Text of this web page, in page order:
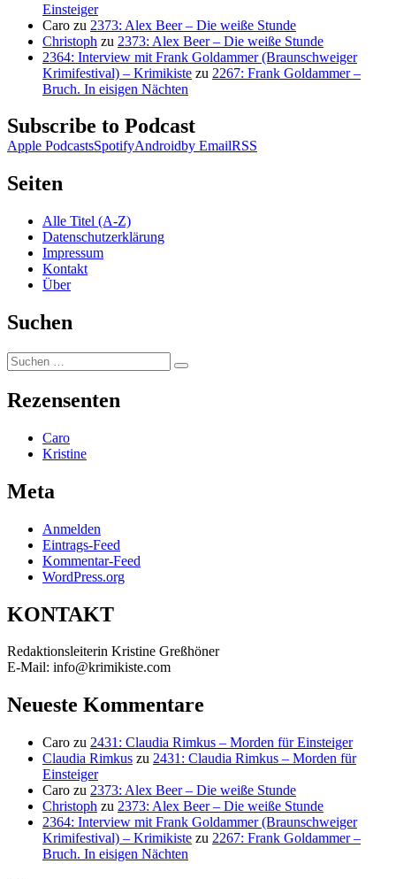
Einsteiger
Caro zu 2373: Alex Beer – Die weiße Stunde
Christoph zu 2373: Alex Beer – Die weiße Stunde
2364: Interview mit Frank Goldammer (Braunschweiger
Krimifestival) – Krimikiste zu 2267: Frank Goldammer –
Bruch. In eisigen Nächten
Subscribe to Podcast
Apple PodcastsSpotifyAndroidby EmailRSS
Seiten
Alle Titel (A-Z)
Datenschutzerklärung
Impressum
Kontakt
Über
Suchen
Suchen
nach:
Suchen
Rezensenten
Caro
Kristine
Meta
Anmelden
Eintrags-Feed
Kommentar-Feed
WordPress.org
KONTAKT
Redaktionsleiterin Kristine Greßhöner
E-Mail: info@krimikiste.com
Neueste Kommentare
Caro zu 2431: Claudia Rimkus – Morden für Einsteiger
Claudia Rimkus zu 2431: Claudia Rimkus – Morden für
Einsteiger
Caro zu 2373: Alex Beer – Die weiße Stunde
Christoph zu 2373: Alex Beer – Die weiße Stunde
2364: Interview mit Frank Goldammer (Braunschweiger
Krimifestival) – Krimikiste zu 2267: Frank Goldammer –
Bruch. In eisigen Nächten